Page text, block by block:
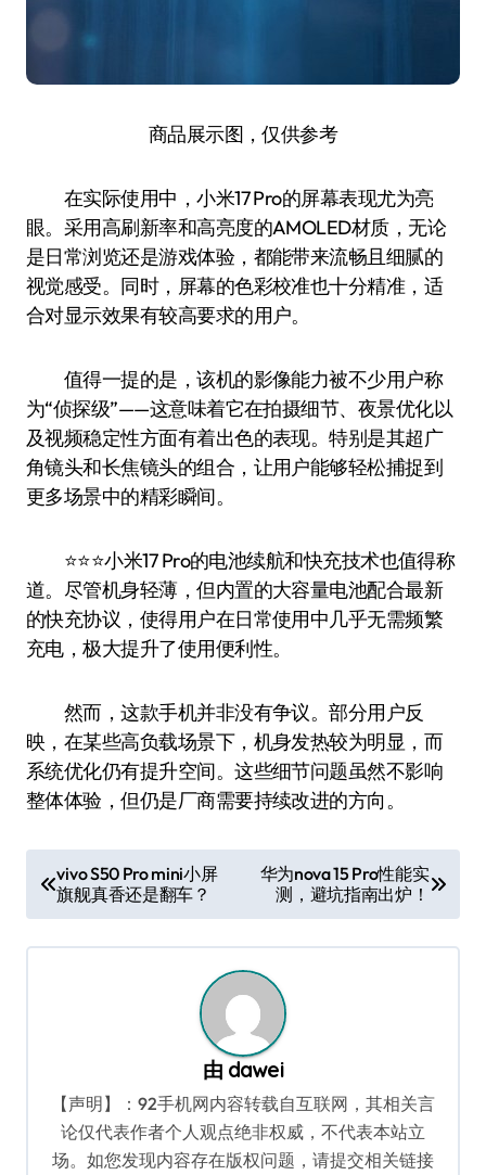
商品展示图，仅供参考
在实际使用中，小米17 Pro的屏幕表现尤为亮
眼。采用高刷新率和高亮度的AMOLED材质，无论
是日常浏览还是游戏体验，都能带来流畅且细腻的
视觉感受。同时，屏幕的色彩校准也十分精准，适
合对显示效果有较高要求的用户。
值得一提的是，该机的影像能力被不少用户称
为“侦探级”——这意味着它在拍摄细节、夜景优化以
及视频稳定性方面有着出色的表现。特别是其超广
角镜头和长焦镜头的组合，让用户能够轻松捕捉到
更多场景中的精彩瞬间。
⭐️⭐️⭐️小米17 Pro的电池续航和快充技术也值得称
道。尽管机身轻薄，但内置的大容量电池配合最新
的快充协议，使得用户在日常使用中几乎无需频繁
充电，极大提升了使用便利性。
然而，这款手机并非没有争议。部分用户反
映，在某些高负载场景下，机身发热较为明显，而
系统优化仍有提升空间。这些细节问题虽然不影响
整体体验，但仍是厂商需要持续改进的方向。
章
导
vivo S50 Pro mini小屏
旗舰真香还是翻车？
华为nova 15 Pro性能实
测，避坑指南出炉！
由 dawei
【声明】：92手机网内容转载自互联网，其相关言
论仅代表作者个人观点绝非权威，不代表本站立
场。如您发现内容存在版权问题，请提交相关链接